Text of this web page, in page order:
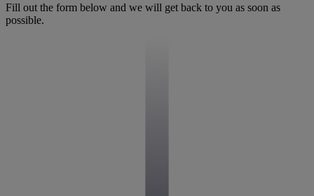
Fill out the form below and we will get back to you as soon as
possible.